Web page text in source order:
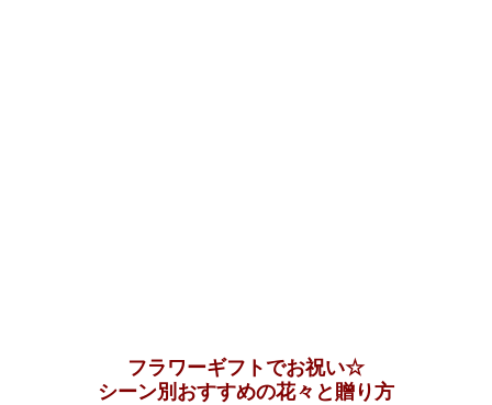
フラワーギフトでお祝い☆
シーン別おすすめの花々と贈り方